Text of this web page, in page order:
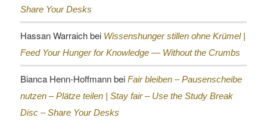
Share Your Desks
Hassan Warraichbei Wissenshunger stillen ohne Krümel |
Feed Your Hunger for Knowledge — Without the Crumbs
Bianca Henn-Hoffmannbei Fair bleiben – Pausenscheibe
nutzen – Plätze teilen | Stay fair – Use the Study Break
Disc – Share Your Desks